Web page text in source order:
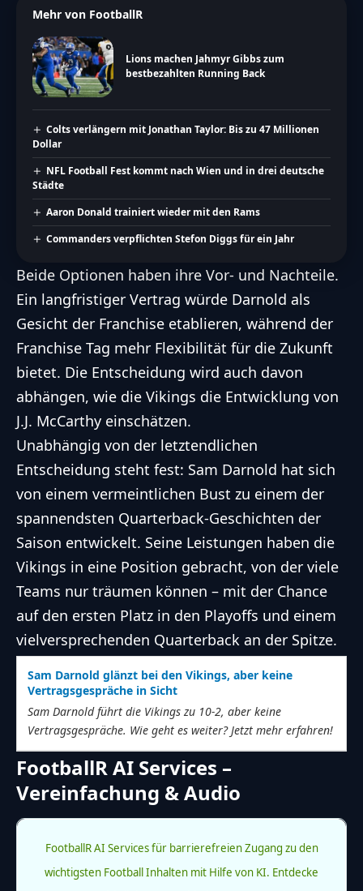
Mehr von FootballR
Lions machen Jahmyr Gibbs zum
bestbezahlten Running Back
Colts verlängern mit Jonathan Taylor: Bis zu 47 Millionen
Dollar
NFL Football Fest kommt nach Wien und in drei deutsche
Städte
Aaron Donald trainiert wieder mit den Rams
Commanders verpflichten Stefon Diggs für ein Jahr
Beide Optionen haben ihre Vor- und Nachteile.
Ein langfristiger Vertrag würde Darnold als
Gesicht der Franchise etablieren, während der
Franchise Tag mehr Flexibilität für die Zukunft
bietet. Die Entscheidung wird auch davon
abhängen, wie die Vikings die Entwicklung von
J.J. McCarthy einschätzen.
Unabhängig von der letztendlichen
Entscheidung steht fest: Sam Darnold hat sich
von einem vermeintlichen Bust zu einem der
spannendsten Quarterback-Geschichten der
Saison entwickelt. Seine Leistungen haben die
Vikings in eine Position gebracht, von der viele
Teams nur träumen können – mit der Chance
auf den ersten Platz in den Playoffs und einem
vielversprechenden Quarterback an der Spitze.
Sam Darnold glänzt bei den Vikings, aber keine
Vertragsgespräche in Sicht
Sam Darnold führt die Vikings zu 10-2, aber keine
Vertragsgespräche. Wie geht es weiter? Jetzt mehr erfahren!
FootballR AI Services –
Vereinfachung & Audio
FootballR AI Services für barrierefreien Zugang zu den
wichtigsten Football Inhalten mit Hilfe von KI. Entdecke